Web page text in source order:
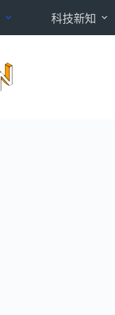
科技新知